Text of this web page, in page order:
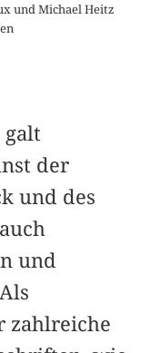
und Michael Heitz
galt
der
und des
und
zahlreiche